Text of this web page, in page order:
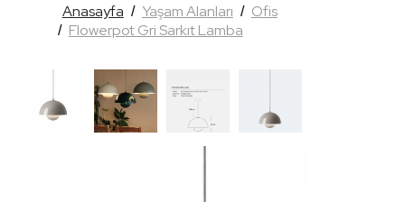
Anasayfa Yaşam Alanları
Ofis
Flowerpot Gri Sarkıt Lamba